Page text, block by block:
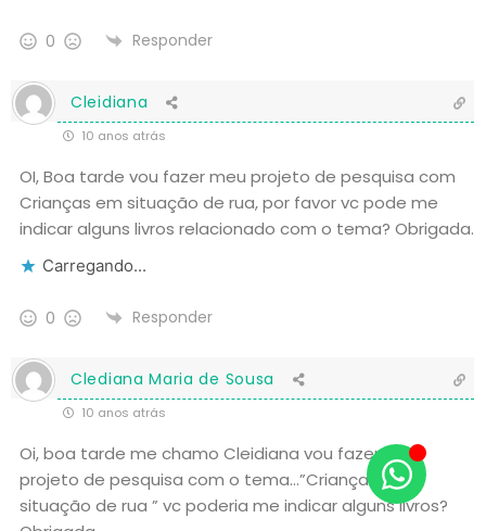
0 Responder
Cleidiana
10 anos atrás
OI, Boa tarde vou fazer meu projeto de pesquisa com
Crianças em situação de rua, por favor vc pode me
indicar alguns livros relacionado com o tema? Obrigada.
Carregando...
0 Responder
Clediana Maria de Sousa
10 anos atrás
Oi, boa tarde me chamo Cleidiana vou fazer meu
projeto de pesquisa com o tema…”Crianças em
situação de rua ” vc poderia me indicar alguns livros?